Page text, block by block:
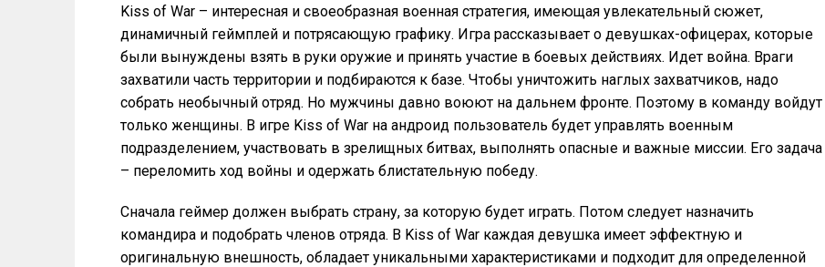
Kiss of War – интересная и своеобразная военная стратегия, имеющая увлекательный сюжет,
динамичный геймплей и потрясающую графику. Игра рассказывает о девушках-офицерах, которые
были вынуждены взять в руки оружие и принять участие в боевых действиях. Идет война. Враги
захватили часть территории и подбираются к базе. Чтобы уничтожить наглых захватчиков, надо
собрать необычный отряд. Но мужчины давно воюют на дальнем фронте. Поэтому в команду войдут
только женщины. В игре Kiss of War на андроид пользователь будет управлять военным
подразделением, участвовать в зрелищных битвах, выполнять опасные и важные миссии. Его задача
– переломить ход войны и одержать блистательную победу.
Сначала геймер должен выбрать страну, за которую будет играть. Потом следует назначить
командира и подобрать членов отряда. В Kiss of War каждая девушка имеет эффектную и
оригинальную внешность, обладает уникальными характеристиками и подходит для определенной